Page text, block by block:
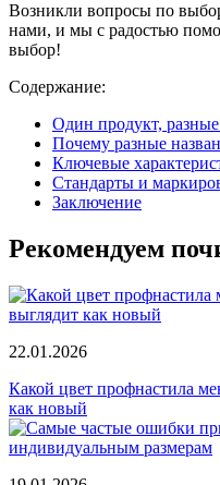
Возникли вопросы по
нами, и мы с радостью
выбор!
Содержание:
Один продукт,
Почему разные
Ключевые
Стандарты и
Заключение
Рекомендуем
22.01.2026
Какой цвет профнастила
как новый